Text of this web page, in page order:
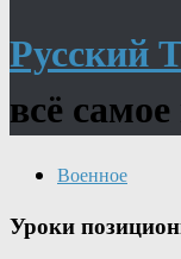
Русский
всё
Военное
Уроки